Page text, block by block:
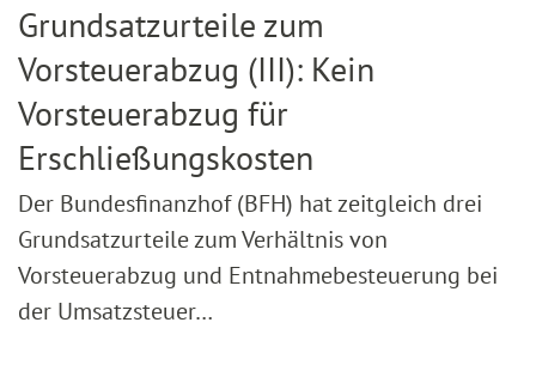
Grundsatzurteile zum
Vorsteuerabzug (III): Kein
Vorsteuerabzug für
Erschließungskosten
Der Bundesfinanzhof (BFH) hat zeitgleich drei
Grundsatzurteile zum Verhältnis von
Vorsteuerabzug und Entnahmebesteuerung bei
der Umsatzsteuer…